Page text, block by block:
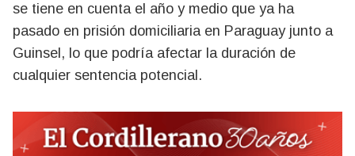
se tiene en cuenta el año y medio que ya ha
pasado en prisión domiciliaria en Paraguay junto a
Guinsel, lo que podría afectar la duración de
cualquier sentencia potencial.